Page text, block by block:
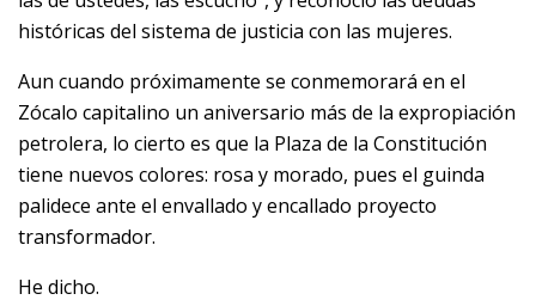
históricas del sistema de justicia con las mujeres.
Aun cuando próximamente se conmemorará en el
Zócalo capitalino un aniversario más de la expropiación
petrolera, lo cierto es que la Plaza de la Constitución
tiene nuevos colores: rosa y morado, pues el guinda
palidece ante el envallado y encallado proyecto
transformador.
He dicho.